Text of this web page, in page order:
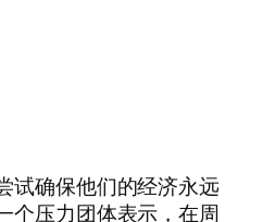
试确保他们的经济永远
个压力团体表示，在周